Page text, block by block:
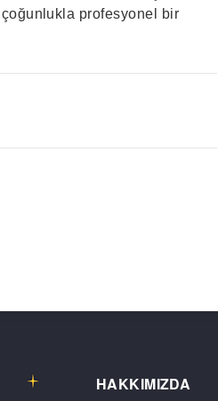
profesyonel bir
HAKKIMIZDA